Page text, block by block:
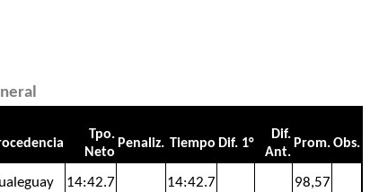
Tpo.
Neto
Penaliz. Tiempo Dif. 1°
Dif.
Ant.
Prom.Obs.
14:42.7 14:42.7 98,57